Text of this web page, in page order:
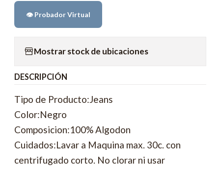
👁️ Probador Virtual
Mostrar stock de ubicaciones
DESCRIPCIÓN
Tipo de Producto:Jeans
Color:Negro
Composicion:100% Algodon
Cuidados:Lavar a Maquina max. 30c. con
centrifugado corto. No clorar ni usar